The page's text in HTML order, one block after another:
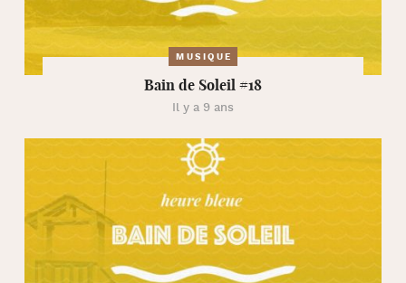
MUSIQUE
Bain de Soleil #18
Il y a 9 ans